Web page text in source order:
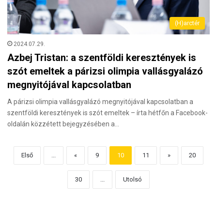
(H)arctér
2024.07.29.
Azbej Tristan: a szentföldi keresztények is
szót emeltek a párizsi olimpia vallásgyalázó
megnyitójával kapcsolatban
A párizsi olimpia vallásgyalázó megnyitójával kapcsolatban a
szentföldi keresztények is szót emeltek – írta hétfőn a Facebook-
oldalán közzétett bejegyzésében a…
Első « 9 10 11 » 20
30 Utolsó